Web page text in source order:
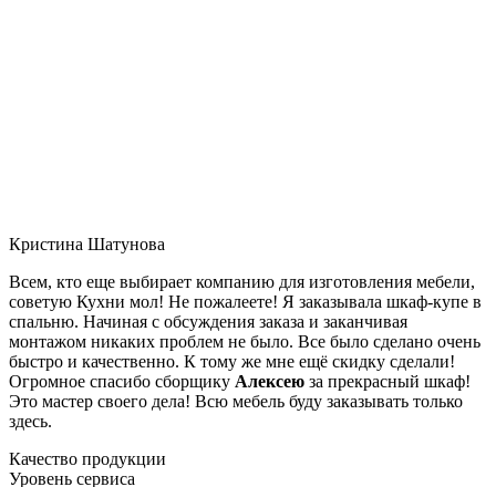
Кристина Шатунова
Всем, кто еще выбирает компанию для изготовления мебели,
советую Кухни мол! Не пожалеете! Я заказывала шкаф-купе в
спальню. Начиная с обсуждения заказа и заканчивая
монтажом никаких проблем не было. Все было сделано очень
быстро и качественно. К тому же мне ещё скидку сделали!
Огромное спасибо сборщику Алексею за прекрасный шкаф!
Это мастер своего дела! Всю мебель буду заказывать только
здесь.
Качество продукции
Уровень сервиса